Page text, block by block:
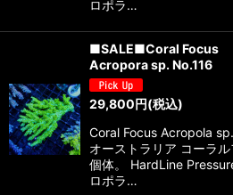
ロポラ…
■SALE■Coral Focus
Acropora sp. No.116
29,800円(税込)
Coral Focus Acropola
オーストラリア コーラ
個体。 HardLine
ロポラ…